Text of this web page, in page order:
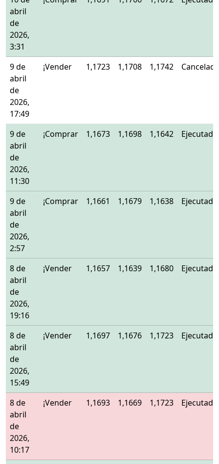
abril
de
2026,
3:31
9 de
abril
de
2026,
17:49
¡Vender 1,1723 1,1708 1,1742
9 de
abril
de
2026,
11:30
¡Comprar 1,1673 1,1698 1,1642 Ejecutado
9 de
abril
de
2026,
2:57
¡Comprar 1,1661 1,1679 1,1638 Ejecutado
8 de
abril
de
2026,
19:16
¡Vender 1,1657 1,1639 1,1680 Ejecutado
8 de
abril
de
2026,
15:49
¡Vender 1,1697 1,1676 1,1723 Ejecutado
8 de
abril
de
2026,
10:17
¡Vender 1,1693 1,1669 1,1723 Ejecutado